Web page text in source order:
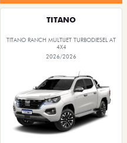
TITANO
TITANO RANCH MULTIJET TURBODIESEL AT
4X4
2026/2026